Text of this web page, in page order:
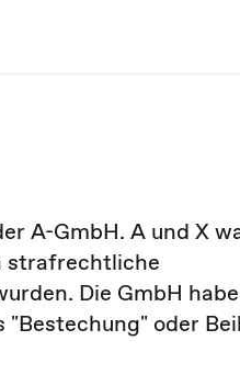
A-GmbH. A und X
strafrechtliche
Die GmbH
oder